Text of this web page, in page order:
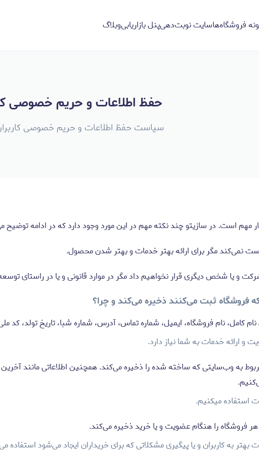
فروشگاه‌هاسایت نوبت‌دهیپنل بازاریابیوبلاگ
حفظ اطلاعات و حریم خصوصی
سیاست حفظ اطلاعات و حریم خصوصی
مهم است. در سازیتو چند نکته مهم در این مورد وجود دارد که در ادامه توضیح
نمی‌کند مگر برای ارائه بهتر خدمات و بهتر شدن محصول.
و یا شخص دیگری قرار نخواهیم داد مگر در موارد قانونی و یا در راستای
که فروشگاه ثبت می‌کنند ذخیره می‌کند و چرا؟
کامل، نام فروشگاه، ایمیل، شماره تماس، آدرس، شماره شبا، تاریخ تولد، کد
و ارائه خدمات به شما نیاز دارد.
به وب‌سایتی که ساخته شده را ذخیره می‌کند. همچنین اطلاعاتی مانند
استفاده میکنیم.
فروشگاه را هنگام عضویت و یا خرید ذخیره می‌کند.
بهتر به کاربران و یا پیگیری مشکلاتی که برای خریداران ایجاد می‌شود استفاده